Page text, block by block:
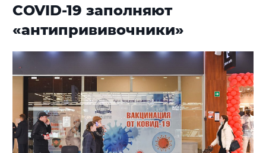
COVID-19 заполняют
«антипрививочники»